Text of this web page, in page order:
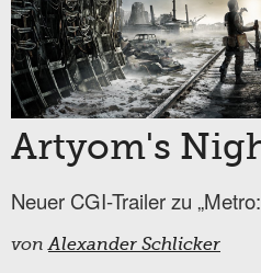
Artyom's
Neuer CGI-Trailer zu
vonAlexander Schlicker